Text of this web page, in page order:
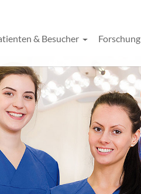
& Besucher Forschung